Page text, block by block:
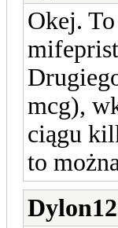
Okej.
mcg),
ciągu
to